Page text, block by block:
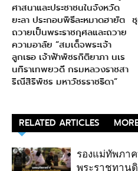
ศาสนาและประชาชนในจังหวัด
ยะลา ประกอบพิธีละหมาดฮายัต
ถวายเป็นพระราชกุศลและถวาย
ความอาลัย “สมเด็จพระเจ้า
ลูกเธอ เจ้าฟ้าพัชรกิติยาภา นเร
นทิราเทพยวดี กรมหลวงราชสา
ริณีสิริพัชร มหาวัชรราชธิดา”
RELATED ARTICLES
รองแม่ทัพภา
พระราชทาน